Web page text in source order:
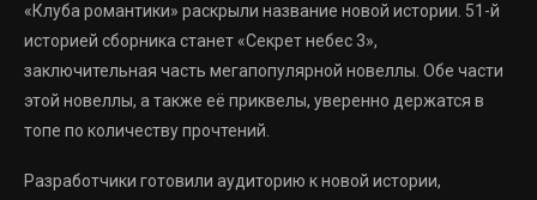
«Клуба романтики» раскрыли название новой истории. 51-й
историей сборника станет «Секрет небес 3»,
заключительная часть мегапопулярной новеллы. Обе части
этой новеллы, а также её приквелы, уверенно держатся в
топе по количеству прочтений.
Разработчики готовили аудиторию к новой истории,